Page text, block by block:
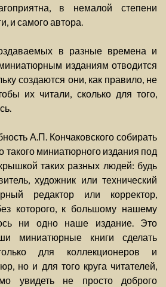
в немалой степени
и самого автора.
в разные времена и
изданиям отводится
создаются они, как правило, не
их читали, сколько для того,
А.П. Кончаковского собирать
такого миниатюрного издания под
таких разных людей: будь
художник или технический
редактор или корректор,
которого, к большому нашему
ни одно наше издание. Это
миниатюрные книги сделать
для коллекционеров и
но и для того круга читателей,
увидеть не просто доброго